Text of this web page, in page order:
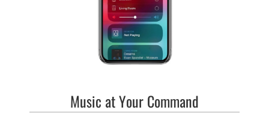
Music at Your Command